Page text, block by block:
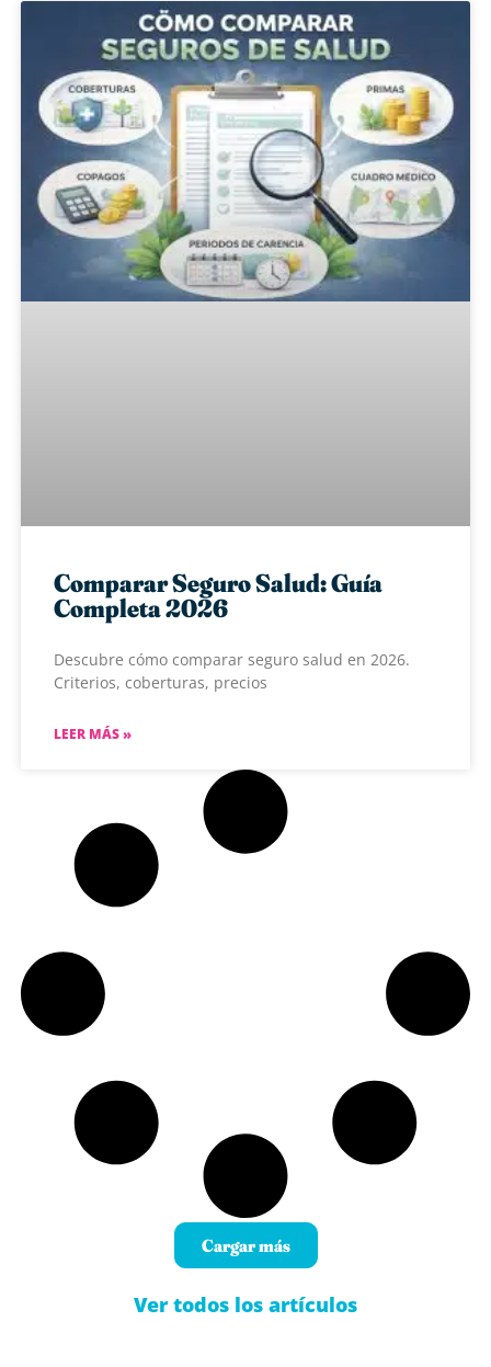
Comparar Seguro Salud: Guía
Completa 2026
Descubre cómo comparar seguro salud en 2026.
Criterios, coberturas, precios
LEER MÁS »
Cargar más
Ver todos los artículos